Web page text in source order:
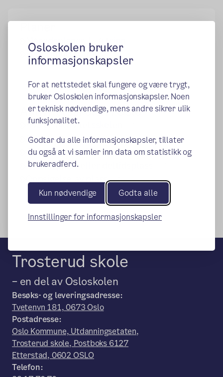
Osloskolen bruker
informasjonskapsler
For at nettstedet skal fungere og være trygt,
bruker Osloskolen informasjonskapsler. Noen
er teknisk nødvendige, mens andre sikrer ulik
funksjonalitet.
Godtar du alle informasjonskapsler, tillater
du også at vi samler inn data om statistikk og
brukeradferd.
Kun nødvendige Godta alle
Innstillinger for informasjonskapsler
Månedsplaner 1.-4.trinn
Ferietilbud på AKS
Aktivitetsskolen i Oslo
Hva er Aktivitetsskolen
Priser
(ekstern lenke)
Søk om plass for ditt barn
(ekstern lenke)
Heltidsplass eller deltidsplass
Oppsigelse av plass
(ekstern lenke)
Trosterud skole
– en del av Osloskolen
Besøks- og leveringsadresse:
Tvetenvn 181, 0673 Oslo
Postadresse:
Oslo Kommune, Utdanningsetaten,
Trosterud skole, Postboks 6127
Etterstad, 0602 OSLO
Telefon: